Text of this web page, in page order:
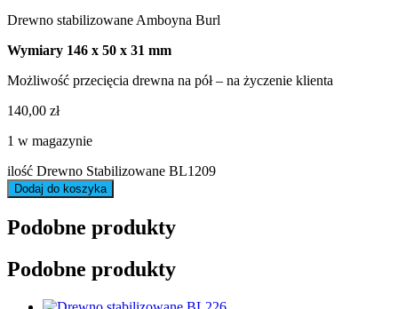
Drewno stabilizowane Amboyna Burl
Wymiary 146 x 50 x 31 mm
Możliwość przecięcia drewna na pół – na życzenie klienta
140,00 zł
1 w magazynie
ilość Drewno Stabilizowane BL1209
Dodaj do koszyka
Podobne produkty
Podobne produkty